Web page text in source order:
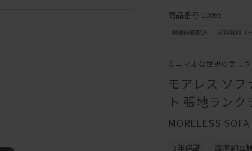
商品番号 10055
ミニマルな世界の美しさ
モアレス ソ
ト 張地ランク
MORELESS SOFA
3年保証 設置組立